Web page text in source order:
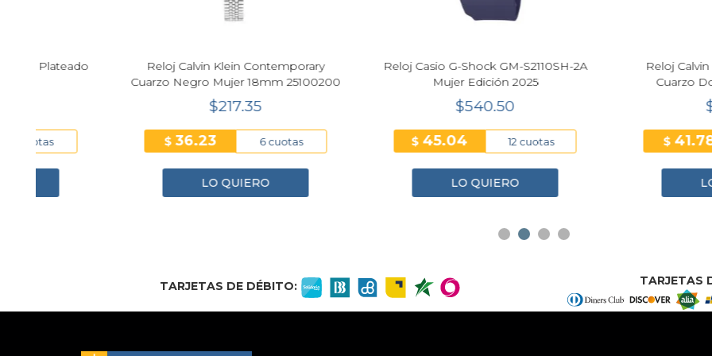
Reloj Calvin Klein Contemporary
Cuarzo Negro Mujer 18mm 25100200
6 cuotas
Reloj Casio G-Shock GM-S2110SH-2A
Mujer Edición 2025
12 cuotas
Reloj Calvin Klein
Cuarzo Dorado Mujer
6
TARJETAS DE DÉBITO: TARJETAS